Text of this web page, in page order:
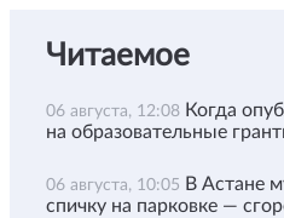
Читаемое
06 августа, 12:08 Когда
на образовательные
06 августа, 10:05 В Астане
спичку на парковке —